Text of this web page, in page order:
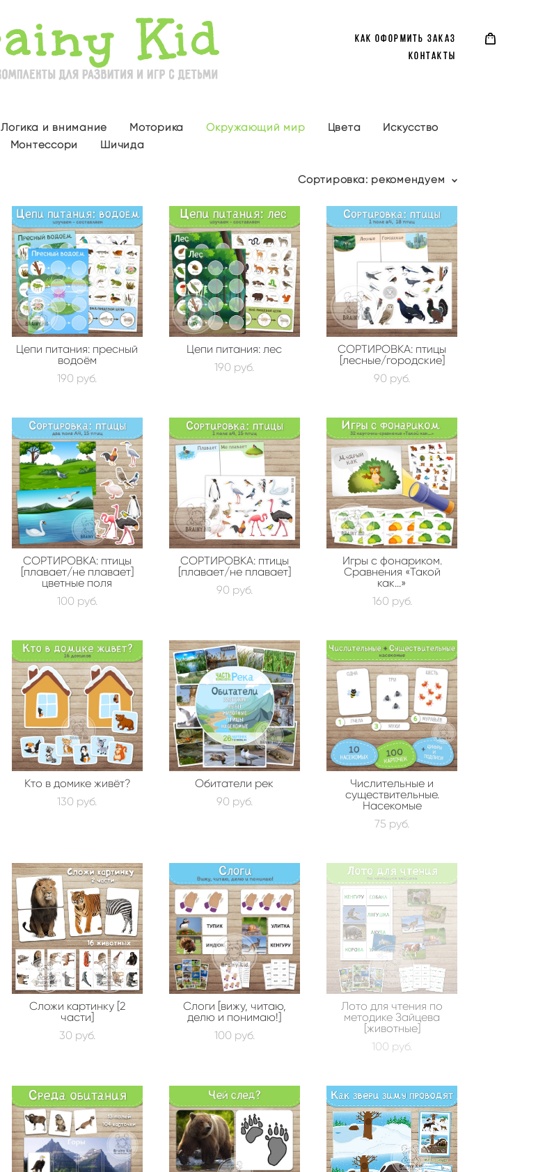
КАК ОФОРМИТЬ ЗАКАЗ
КОНТАКТЫ
КАК ОФОРМИТЬ ЗАКАЗ
КОНТАКТЫ
Логика и внимание Моторика Окружающий мир Цвета
Искусство
Монтессори
Шичида
Сортировка: рекомендуем
Цепи питания: пресный
водоём
190 pуб.
Цепи питания: лес
190 pуб.
СОРТИРОВКА: птицы
[лесные/городские]
90 pуб.
СОРТИРОВКА: птицы
[плавает/не плавает]
цветные поля
100 pуб.
СОРТИРОВКА: птицы
[плавает/не плавает]
90 pуб.
Игры с фонариком.
Сравнения «Такой
как...»
160 pуб.
Кто в домике живёт?
130 pуб.
Обитатели рек
90 pуб.
Числительные и
существительные.
Насекомые
75 pуб.
Сложи картинку [2
части]
30 pуб.
Слоги [вижу, читаю,
делю и понимаю!]
100 pуб.
Лото для чтения по
методике Зайцева
[животные]
100 pуб.